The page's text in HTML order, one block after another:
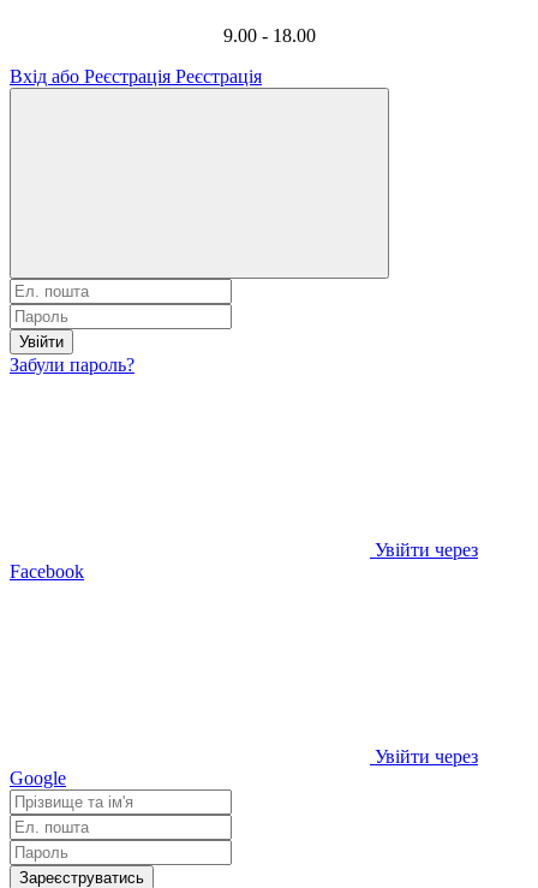
9.00 - 18.00
Вхід або Реєстрація Реєстрація
Увійти
Забули пароль?
Увійти через
Facebook
Увійти через
Google
Зареєструватись